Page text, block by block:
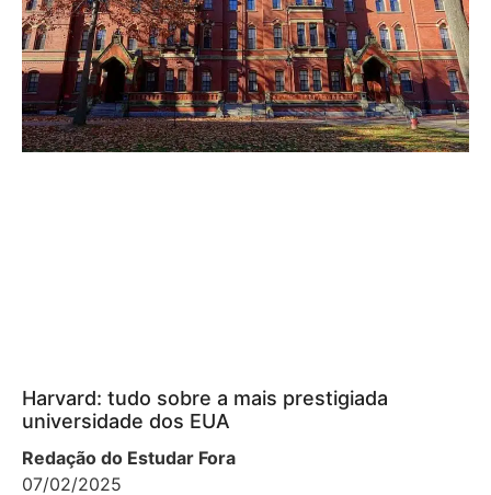
Harvard: tudo sobre a mais prestigiada
universidade dos EUA
Redação do Estudar Fora
07/02/2025